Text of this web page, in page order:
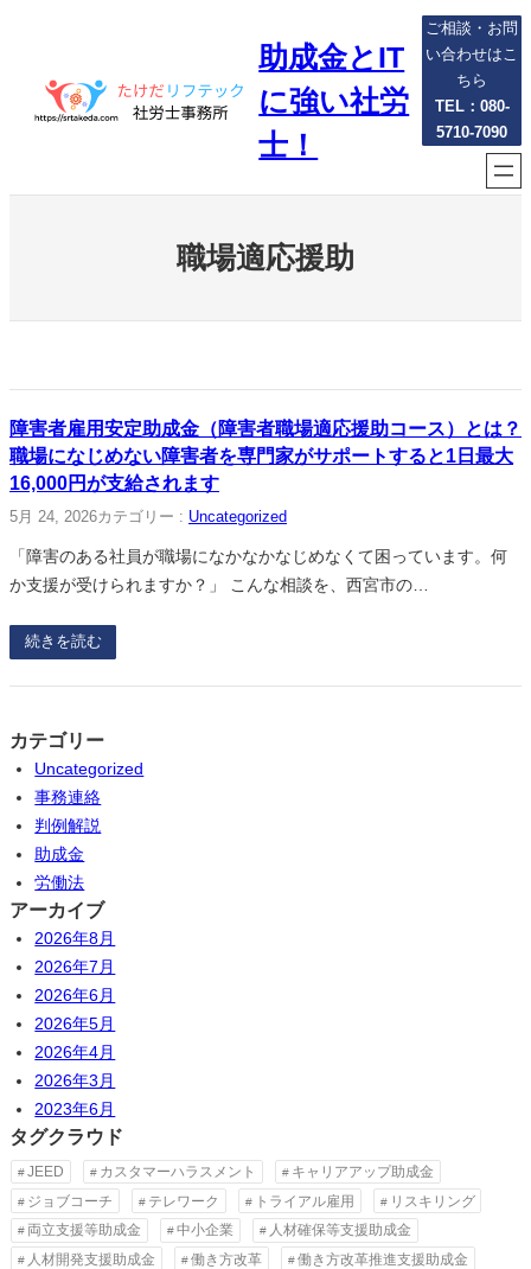
プ
助成金とIT
に強い社労
士！
ご相談・お問
い合わせはこ
ちら
TEL：080-
5710-7090
職場適応援助
障害者雇用安定助成金（障害者職場適応援助コース）とは？
職場になじめない障害者を専門家がサポートすると1日最大
16,000円が支給されます
5月 24, 2026カテゴリー : Uncategorized
「障害のある社員が職場になかなかなじめなくて困っています。何
か支援が受けられますか？」 こんな相談を、西宮市の…
続きを読む
カテゴリー
Uncategorized
事務連絡
判例解説
助成金
労働法
アーカイブ
2026年8月
2026年7月
2026年6月
2026年5月
2026年4月
2026年3月
2023年6月
タグクラウド
JEED カスタマーハラスメント
キャリアアップ助成金
ジョブコーチ
テレワーク トライアル雇用
リスキリング
両立支援等助成金
中小企業
人材確保等支援助成金
人材開発支援助成金
働き方改革
働き方改革推進支援助成金